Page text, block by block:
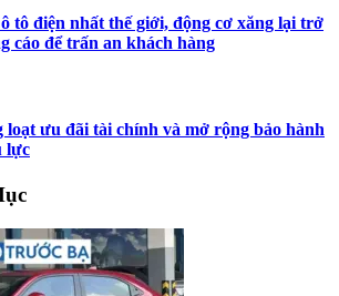
tô điện nhất thế giới, động cơ xăng lại trở
cáo để trấn an khách hàng
ưu đãi tài chính và mở rộng bảo hành
lực